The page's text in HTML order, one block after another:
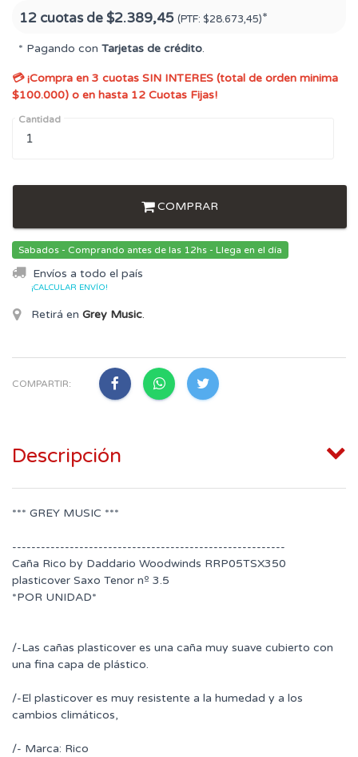
12 cuotas de$2.389,45 (PTF: $28.673,45)*
* Pagando con Tarjetas de crédito.
💳 ¡Compra en 3 cuotas SIN INTERES (total de orden minima
$100.000) o en hasta 12 Cuotas Fijas!
Cantidad
COMPRAR
Sabados - Comprando antes de las 12hs - Llega en el día
Envíos a todo el país
¡CALCULAR ENVÍO!
Retirá en Grey Music.
COMPARTIR:
Descripción
*** GREY MUSIC ***
---------------------------------------------------------
Caña Rico by Daddario Woodwinds RRP05TSX350
plasticover Saxo Tenor nº 3.5
*POR UNIDAD*
/-Las cañas plasticover es una caña muy suave cubierto con
una fina capa de plástico.
/-El plasticover es muy resistente a la humedad y a los
cambios climáticos,
/- Marca: Rico